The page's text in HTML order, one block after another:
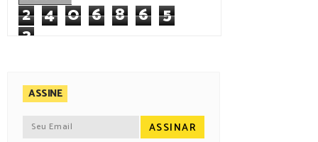
2 4 0 6 8 6 5
3
ASSINE